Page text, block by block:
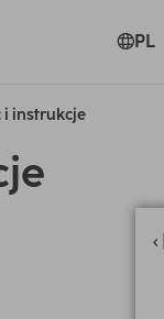
PL
i instrukcje